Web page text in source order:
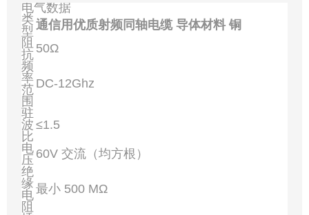
电气数据
类
型 通信用优质射频同轴电缆 导体材料 铜
阻
抗 50Ω
频
率
范
围
DC-12Ghz
驻
波
比
≤1.5
电
压 60V 交流（均方根）
绝
缘
电
阻
最小 500 MΩ